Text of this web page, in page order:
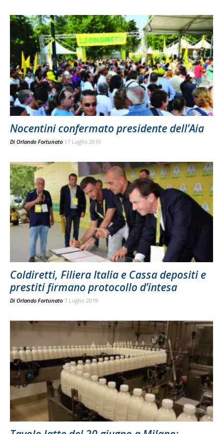
Nocentini confermato presidente dell’Aia
Di Orlando Fortunato 17 Luglio 2019
Coldiretti, Filiera Italia e Cassa depositi e
prestiti firmano protocollo d’intesa
Di Orlando Fortunato 7 Luglio 2019